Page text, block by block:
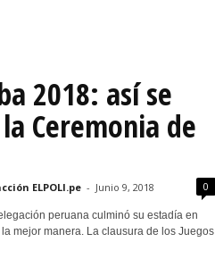
2018: así se
Ceremonia de
ELPOLI.pe - Junio 9, 2018 0
peruana culminó su estadía en
mejor manera. La clausura de los Juegos